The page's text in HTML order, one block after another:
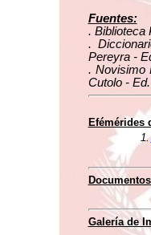
Fuentes:
. Biblioteca
.
Pereyra -
. Novisimo
Cutolo -
Efémérides
1.
Galería de